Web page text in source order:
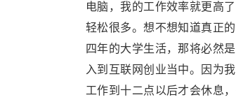
电脑，我的工作效率就更高
轻松很多。想不想知道真正
四年的大学生活，那将必然
入到互联网创业当中。因为
工作到十二点以后才会休息